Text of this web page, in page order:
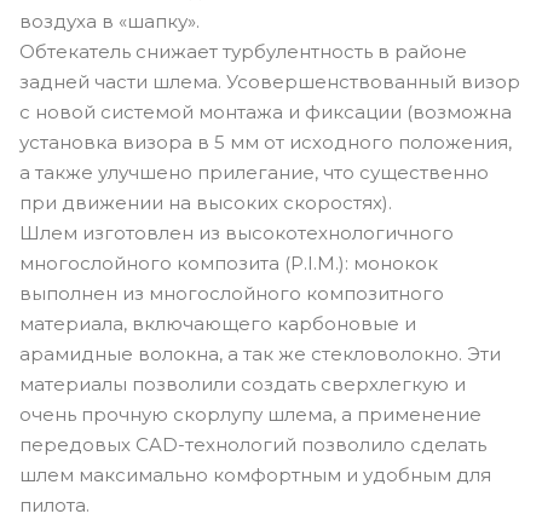
воздуха в «шапку».
Обтекатель снижает турбулентность в районе
задней части шлема. Усовершенствованный визор
с новой системой монтажа и фиксации (возможна
установка визора в 5 мм от исходного положения,
а также улучшено прилегание, что существенно
при движении на высоких скоростях).
Шлем изготовлен из высокотехнологичного
многослойного композита (P.I.M.): монокок
выполнен из многослойного композитного
материала, включающего карбоновые и
арамидные волокна, а так же стекловолокно. Эти
материалы позволили создать сверхлегкую и
очень прочную скорлупу шлема, а применение
передовых CAD-технологий позволило сделать
шлем максимально комфортным и удобным для
пилота.